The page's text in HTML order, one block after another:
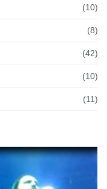
(10)
(8)
(42)
(10)
(11)